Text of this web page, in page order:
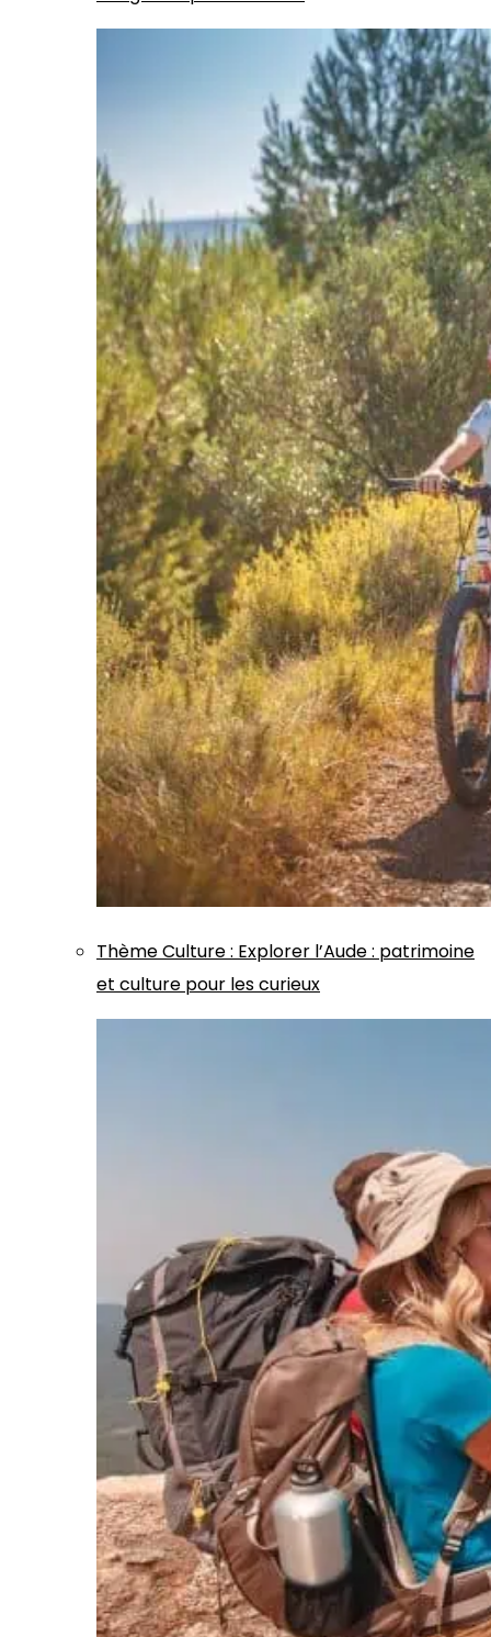
ThèmeCulture: Explorer l’Aude : patrimoine
et culture pour les curieux